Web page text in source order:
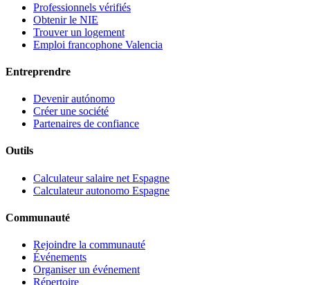
Professionnels vérifiés
Obtenir le NIE
Trouver un logement
Emploi francophone Valencia
Entreprendre
Devenir autónomo
Créer une société
Partenaires de confiance
Outils
Calculateur salaire net Espagne
Calculateur autonomo Espagne
Communauté
Rejoindre la communauté
Événements
Organiser un événement
Répertoire